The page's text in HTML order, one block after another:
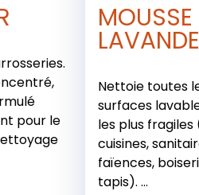
pour le
MOUSSE
LAVANDE
Nettoie toutes
surfaces
les plus fragiles
cuisines,
faïences,
tapis). ...